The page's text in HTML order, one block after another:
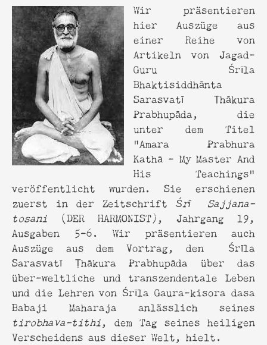
Wir präsentieren
hier Auszüge aus
einer Reihe von
Artikeln von Jagad-
Guru Śrīla
Bhaktisiddhānta
Sarasvatī Ṭhākura
Prabhupāda, die
unter dem Titel
"Amara Prabhura
Kathā - My Master And
His Teachings"
veröffentlicht wurden. Sie erschienen
zuerst in der Zeitschrift Śrī Sajjana-
tosani (DER HARMONIST), Jahrgang 19,
Ausgaben 5-6. Wir präsentieren auch
Auszüge aus dem Vortrag, den Śrīla
Sarasvatī Ṭhākura Prabhupāda über das
über-weltliche und transzendentale Leben
und die Lehren von Śrīla Gaura-kisora dasa
Babaji Maharaja anlässlich seines
tirobhava-tithi, dem Tag seines heiligen
Verscheidens aus dieser Welt, hielt.